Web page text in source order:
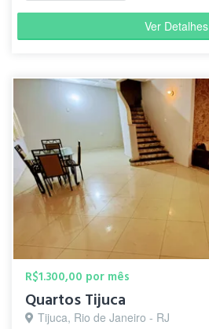
Ver Detalhes
R$1.300,00 por mês
Quartos Tijuca
Tijuca, Rio de Janeiro - RJ